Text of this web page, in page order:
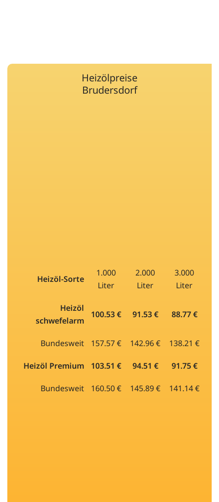
Heizölpreise
Brudersdorf
Heizöl-Sorte
1.000
Liter
2.000
Liter
3.000
Liter
Heizöl
schwefelarm
100.53 € 91.53 € 88.77 €
Bundesweit 157.57 € 142.96 € 138.21 €
Heizöl Premium 103.51 € 94.51 € 91.75 €
Bundesweit 160.50 € 145.89 € 141.14 €